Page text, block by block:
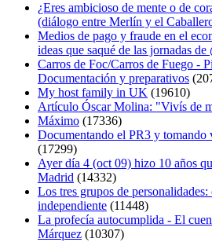
¿Eres ambicioso de mente o de
(diálogo entre Merlín y el
Medios de pago y fraude en el
ideas que saqué de las jornadas
Carros de Foc/Carros de Fuego -
Documentación y preparativos
My host family in UK (19610)
Artículo Óscar Molina: "Vivís de
Máximo (17336)
Documentando el PR3 y tomando
(17299)
Ayer día 4 (oct 09) hizo 10 años
Madrid (14332)
Los tres grupos de
independiente (11448)
La profecía autocumplida - El
Márquez (10307)